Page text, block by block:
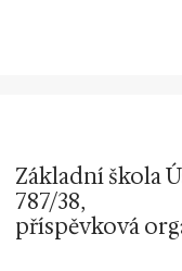
Základní škola
787/38,
příspěvková